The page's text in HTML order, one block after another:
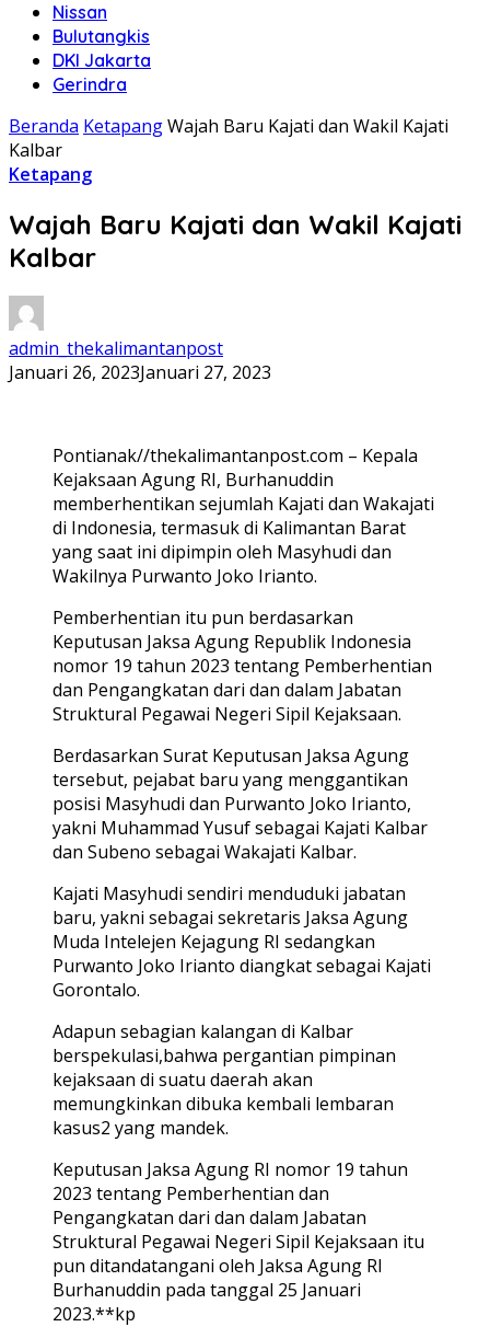
Nissan
Bulutangkis
DKI Jakarta
Gerindra
Beranda KetapangWajah Baru Kajati dan Wakil Kajati
Kalbar
Ketapang
Wajah Baru Kajati dan Wakil Kajati
Kalbar
admin_thekalimantanpost
Januari 26, 2023Januari 27, 2023
Pontianak//thekalimantanpost.com – Kepala
Kejaksaan Agung RI, Burhanuddin
memberhentikan sejumlah Kajati dan Wakajati
di Indonesia, termasuk di Kalimantan Barat
yang saat ini dipimpin oleh Masyhudi dan
Wakilnya Purwanto Joko Irianto.
Pemberhentian itu pun berdasarkan
Keputusan Jaksa Agung Republik Indonesia
nomor 19 tahun 2023 tentang Pemberhentian
dan Pengangkatan dari dan dalam Jabatan
Struktural Pegawai Negeri Sipil Kejaksaan.
Berdasarkan Surat Keputusan Jaksa Agung
tersebut, pejabat baru yang menggantikan
posisi Masyhudi dan Purwanto Joko Irianto,
yakni Muhammad Yusuf sebagai Kajati Kalbar
dan Subeno sebagai Wakajati Kalbar.
Kajati Masyhudi sendiri menduduki jabatan
baru, yakni sebagai sekretaris Jaksa Agung
Muda Intelejen Kejagung RI sedangkan
Purwanto Joko Irianto diangkat sebagai Kajati
Gorontalo.
Adapun sebagian kalangan di Kalbar
berspekulasi,bahwa pergantian pimpinan
kejaksaan di suatu daerah akan
memungkinkan dibuka kembali lembaran
kasus2 yang mandek.
Keputusan Jaksa Agung RI nomor 19 tahun
2023 tentang Pemberhentian dan
Pengangkatan dari dan dalam Jabatan
Struktural Pegawai Negeri Sipil Kejaksaan itu
pun ditandatangani oleh Jaksa Agung RI
Burhanuddin pada tanggal 25 Januari
2023.**kp